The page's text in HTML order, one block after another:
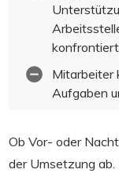
Mitarbeiter
Aufgaben
Ob Vor- oder
der Umsetzung